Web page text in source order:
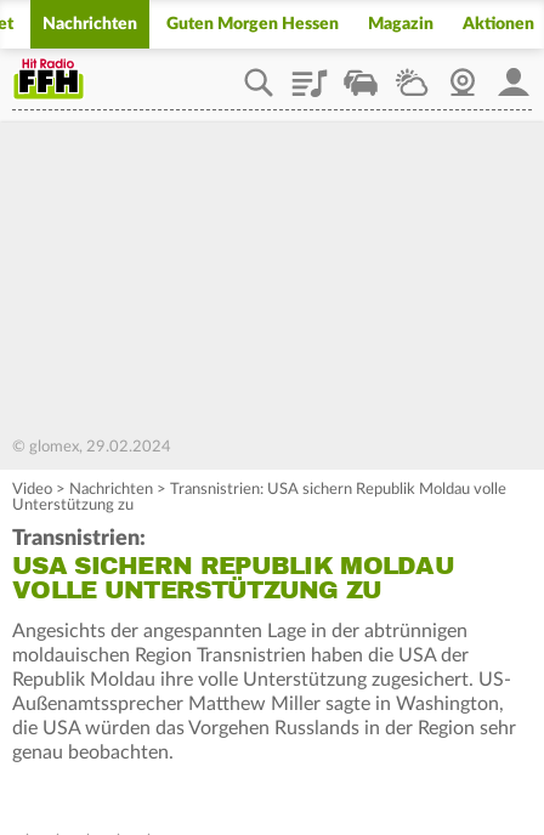
Nachrichten Guten Morgen Hessen Magazin Aktionen
PlaylistStaupilotWetterWebcam
© glomex, 29.02.2024
Video > Nachrichten > Transnistrien: USA sichern Republik Moldau volle
Unterstützung zu
Transnistrien:
USA SICHERN REPUBLIK MOLDAU
VOLLE UNTERSTÜTZUNG ZU
Angesichts der angespannten Lage in der abtrünnigen
moldauischen Region Transnistrien haben die USA der
Republik Moldau ihre volle Unterstützung zugesichert. US-
Außenamtssprecher Matthew Miller sagte in Washington,
die USA würden das Vorgehen Russlands in der Region sehr
genau beobachten.